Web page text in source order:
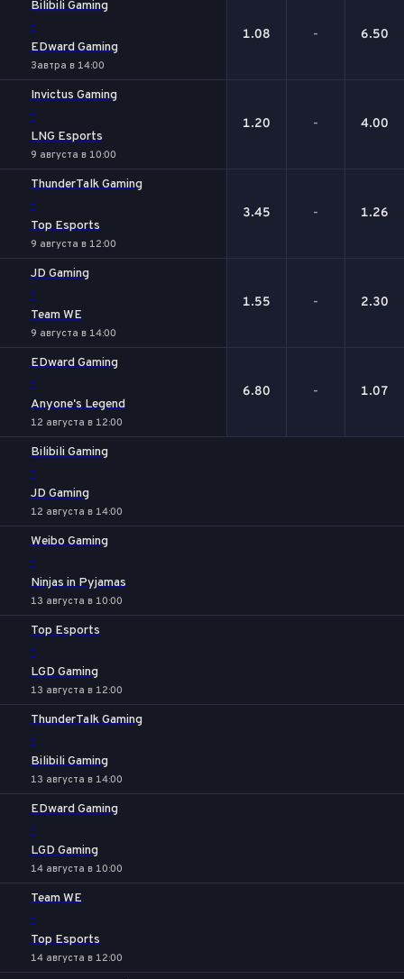
Bilibili Gaming
-
EDward Gaming
Завтра в 14:00
1.08 - 6.50
Invictus Gaming
-
LNG Esports
9 августа в 10:00
1.20 - 4.00
ThunderTalk Gaming
-
Top Esports
9 августа в 12:00
3.45 - 1.26
JD Gaming
-
Team WE
9 августа в 14:00
1.55 - 2.30
EDward Gaming
-
Anyone's Legend
12 августа в 12:00
6.80 - 1.07
Bilibili Gaming
-
JD Gaming
12 августа в 14:00
Weibo Gaming
-
Ninjas in Pyjamas
13 августа в 10:00
Top Esports
-
LGD Gaming
13 августа в 12:00
ThunderTalk Gaming
-
Bilibili Gaming
13 августа в 14:00
EDward Gaming
-
LGD Gaming
14 августа в 10:00
Team WE
-
Top Esports
14 августа в 12:00